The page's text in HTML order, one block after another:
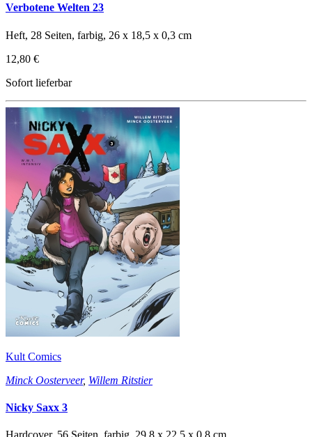
Verbotene Welten 23
Heft, 28 Seiten, farbig, 26 x 18,5 x 0,3 cm
12,80 €
Sofort lieferbar
Kult Comics
Minck Oosterveer, Willem Ritstier
Nicky Saxx 3
Hardcover, 56 Seiten, farbig, 29,8 x 22,5 x 0,8 cm